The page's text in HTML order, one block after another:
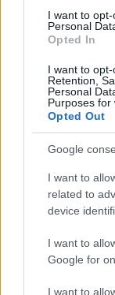
I want to
Personal
Opted In
I want to opt-
Retention,
Personal
Purposes for
Opted Out
Google
I want to
related to
device
I want to
Google for
I want to
A
fiatal
Rántsuk le a
előtte azért
kevesebb a
örülünk, hogy
idén
millió dollárra
Szigeten is
egyik